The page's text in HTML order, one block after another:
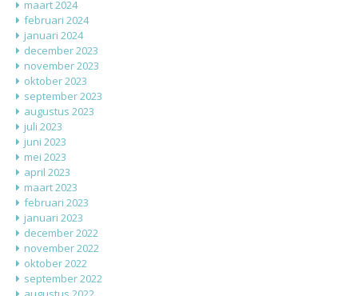
maart 2024
februari 2024
januari 2024
december 2023
november 2023
oktober 2023
september 2023
augustus 2023
juli 2023
juni 2023
mei 2023
april 2023
maart 2023
februari 2023
januari 2023
december 2022
november 2022
oktober 2022
september 2022